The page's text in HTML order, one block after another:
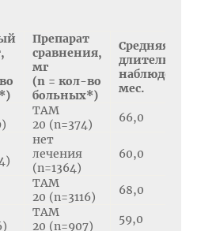
Препарат
сравнения,
мг
(n = кол-во
больных*)
Средняя
мес.
ТАМ
20 (n=374)
66,0
нет
лечения
(n=1364)
60,0
ТАМ
20 (n=3116)
68,0
ТАМ
20 (n=907)
59,0